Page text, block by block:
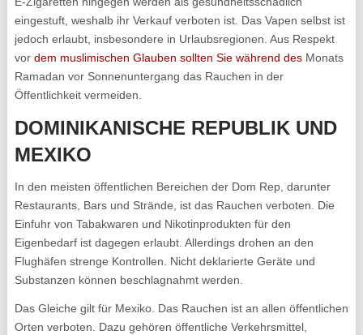
eingestuft, weshalb ihr Verkauf verboten ist. Das Vapen selbst ist
jedoch erlaubt, insbesondere in Urlaubsregionen. Aus Respekt
vor dem muslimischen Glauben sollten Sie während desMonats
Ramadan vor Sonnenuntergang das Rauchen in der
Öffentlichkeit vermeiden.
DOMINIKANISCHE REPUBLIK UND
MEXIKO
In den meisten öffentlichen Bereichen der Dom Rep, darunter
Restaurants, Bars und Strände, ist das Rauchen verboten. Die
Einfuhr von Tabakwaren und Nikotinprodukten für den
Eigenbedarf ist dagegen erlaubt. Allerdings drohen an den
Flughäfen strenge Kontrollen. Nicht deklarierte Geräte und
Substanzen können beschlagnahmt werden.
Das Gleiche gilt für Mexiko. Das Rauchen ist an allen öffentlichen
Orten verboten. Dazu gehören öffentliche Verkehrsmittel,